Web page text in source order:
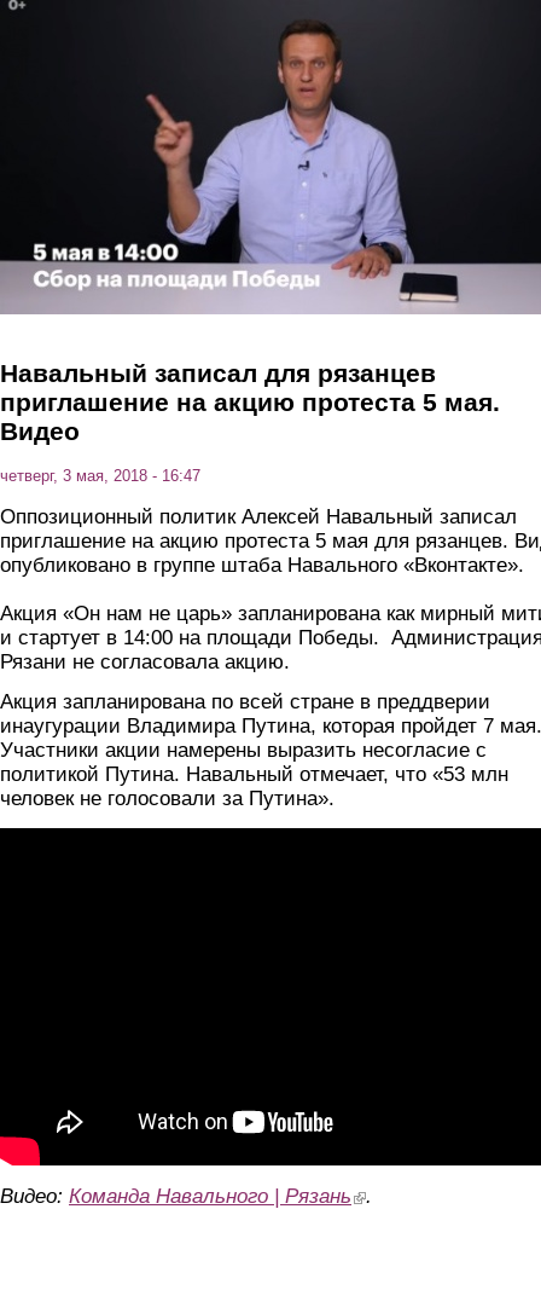
Перейти к основному содержанию
Навальный записал для рязанцев
приглашение на акцию протеста 5 мая.
Видео
четверг, 3 мая, 2018 - 16:47
Оппозиционный политик Алексей Навальный записал
приглашение на акцию протеста 5 мая для рязанцев.
опубликовано в группе штаба Навального «Вконтакте».
Акция «Он нам не царь» запланирована как мирный
и стартует в 14:00 на площади Победы.
Рязани не согласовала акцию.
Акция запланирована по всей стране в преддверии
инаугурации Владимира Путина, которая пройдет 7 мая.
Участники акции намерены выразить несогласие с
политикой Путина. Навальный отмечает, что «53 млн
человек не голосовали за Путина».
Видео: Команда Навального | Рязань (link is external)
.